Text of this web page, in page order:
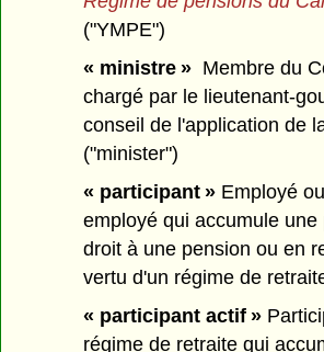
("YMPE")
« ministre » Membre du
chargé par le lieutenant-
conseil de l'application de
("minister")
« participant » Employé
employé qui accumule une
droit à une pension ou en
vertu d'un régime de
« participant actif »
régime de retraite qui